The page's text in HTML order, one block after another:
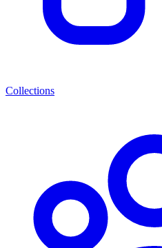
Collections